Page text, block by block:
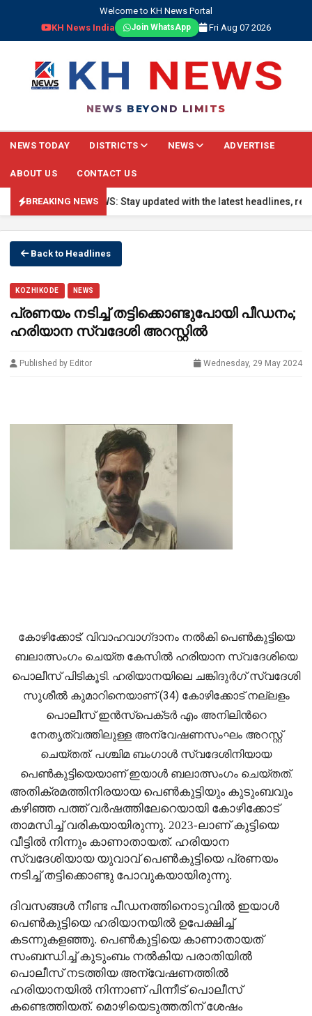
Welcome to KH News Portal
KH News India
Join WhatsApp Fri Aug 07 2026
NEWS BEYOND LIMITS
NEWS TODAY DISTRICTS NEWS ADVERTISE
ABOUT US CONTACT US
BREAKING NEWS
🔴 BREAKING NEWS: Stay updated with the latest headlines,
Back to Headlines
KOZHIKODE NEWS
പ്രണയം നടിച്ച് തട്ടിക്കൊണ്ടുപോയി പീഡനം;
ഹരിയാന സ്വദേശി അറസ്റ്റിൽ
Published by Editor Wednesday, 29 May 2024
കോഴിക്കോട്: വിവാഹവാഗ്‌ദാനം നല്‍കി പെണ്‍കുട്ടിയെ
ബലാത്സംഗം ചെയ്‌ത കേസില്‍ ഹരിയാന സ്വദേശിയെ
പൊലീസ് പിടികൂടി. ഹരിയാനയിലെ ചങ്കിദുര്‍ഗ്‌ സ്വദേശി
സുശീല്‍ കുമാറിനെയാണ് (34) കോഴിക്കോട് നല്ലളം
പൊലീസ് ഇന്‍സ്‌പെക്‌ടര്‍ എം അനിലിന്‍റെ
നേതൃത്വത്തിലുള്ള അന്വേഷണസംഘം അറസ്റ്റ്
ചെയ്‌തത്. പശ്ചിമ ബംഗാള്‍ സ്വദേശിനിയായ
പെണ്‍കുട്ടിയെയാണ് ഇയാള്‍ ബലാത്സംഗം ചെയ്‌തത്.
അതിക്രമത്തിനിരയായ പെണ്‍കുട്ടിയും കുടുംബവും
കഴിഞ്ഞ പത്ത് വര്‍ഷത്തിലേറെയായി കോഴിക്കോട്
താമസിച്ച്‌ വരികയായിരുന്നു. 2023-ലാണ് കുട്ടിയെ
വീട്ടില്‍ നിന്നും കാണാതായത്. ഹരിയാന
സ്വദേശിയായ യുവാവ് പെണ്‍കുട്ടിയെ പ്രണയം
നടിച്ച്‌ തട്ടിക്കൊണ്ടു പോവുകയായിരുന്നു.
ദിവസങ്ങള്‍ നീണ്ട പീഡനത്തിനൊടുവില്‍ ഇയാള്‍
പെണ്‍കുട്ടിയെ ഹരിയാനയില്‍ ഉപേക്ഷിച്ച്‌
കടന്നുകളഞ്ഞു. പെൺകുട്ടിയെ കാണാതായത്
സംബന്ധിച്ച് കുടുംബം നൽകിയ പരാതിയില്‍
പൊലീസ് നടത്തിയ അന്വേഷണത്തിൽ
ഹരിയാനയില്‍ നിന്നാണ് പിന്നീട് പൊലീസ്
കണ്ടെത്തിയത്. മൊഴിയെടുത്തതിന് ശേഷം